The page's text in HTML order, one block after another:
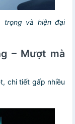
trọng và hiện đại
– Mượt mà
chi tiết gấp nhiều